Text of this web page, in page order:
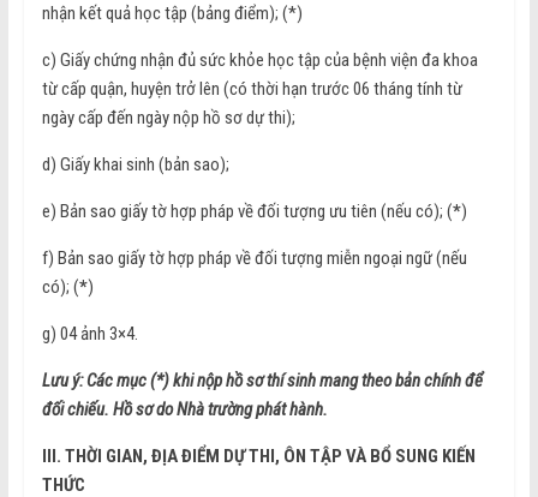
nhận kết quả học tập (bảng điểm); (*)
c) Giấy chứng nhận đủ sức khỏe học tập của bệnh viện đa khoa
từ cấp quận, huyện trở lên (có thời hạn trước 06 tháng tính từ
ngày cấp đến ngày nộp hồ sơ dự thi);
d) Giấy khai sinh (bản sao);
e) Bản sao giấy tờ hợp pháp về đối tượng ưu tiên (nếu có); (*)
f) Bản sao giấy tờ hợp pháp về đối tượng miễn ngoại ngữ (nếu
có); (*)
g) 04 ảnh 3×4.
Lưu ý:Các mục (*) khi nộp hồ sơ thí sinh mang theo bản chính để
đối chiếu. Hồ sơ do Nhà trường phát hành.
III. THỜI GIAN, ĐỊA ĐIỂM DỰ THI, ÔN TẬP VÀ BỔ SUNG KIẾN
THỨC